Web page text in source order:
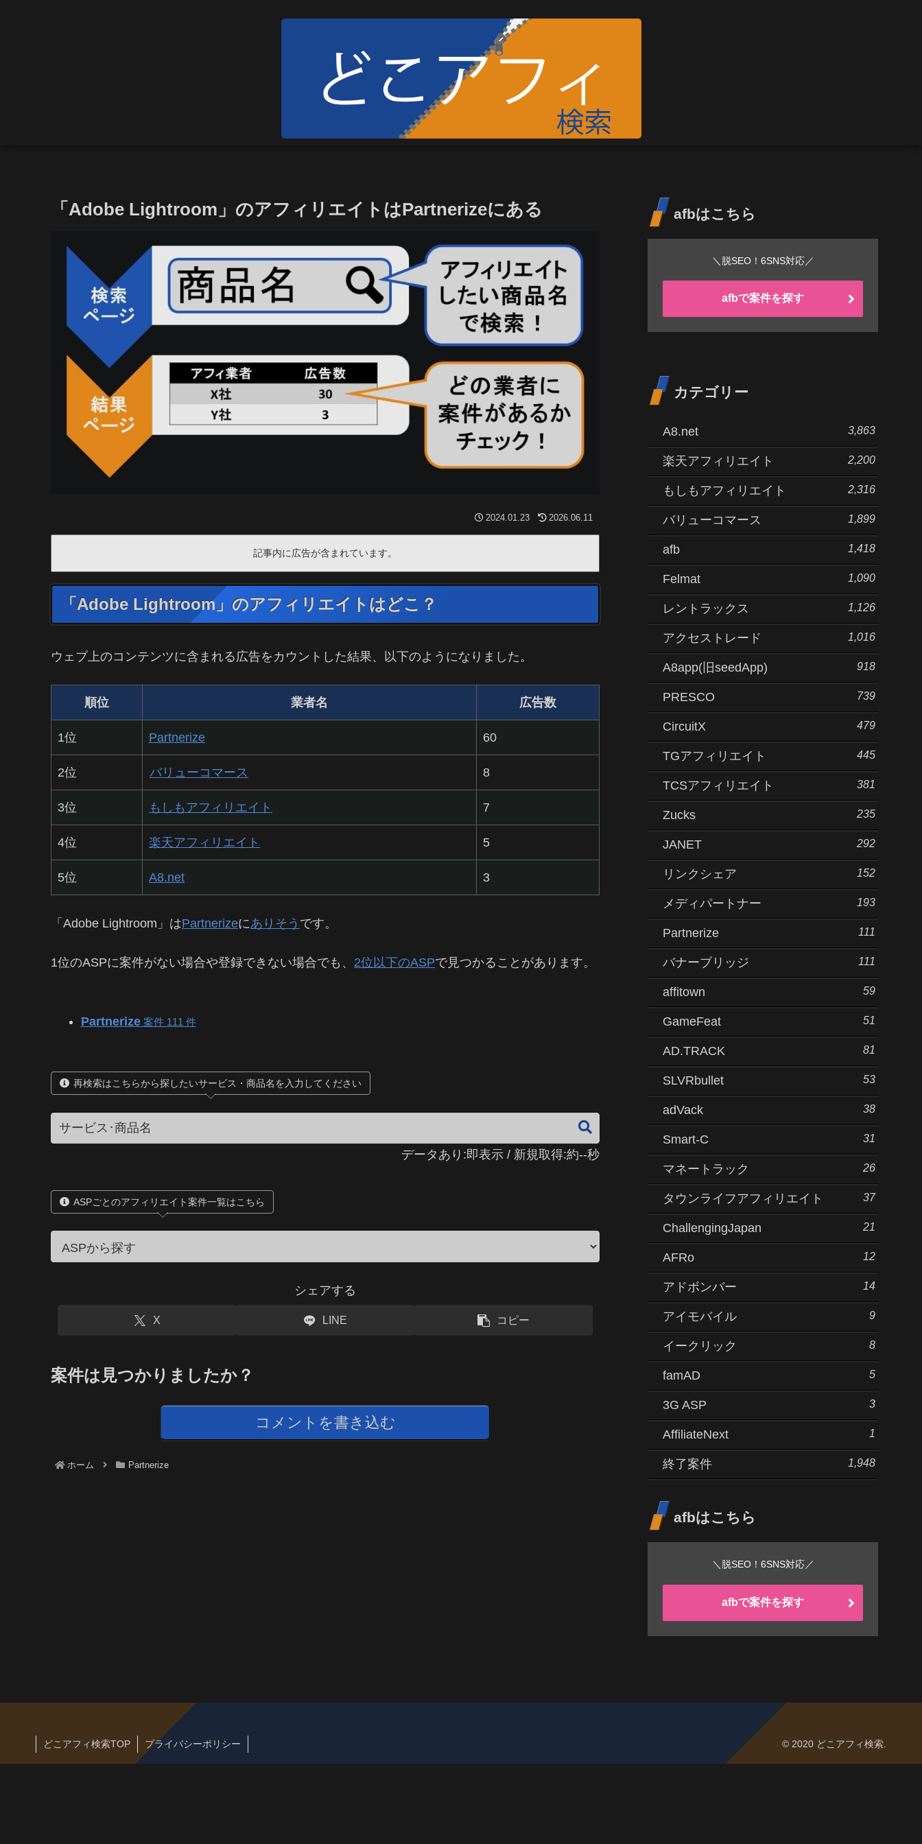
「Adobe Lightroom」のアフィリエイトはPartnerizeにある
2024.01.23 2026.06.11
記事内に広告が含まれています。
「Adobe Lightroom」のアフィリエイトはどこ？
ウェブ上のコンテンツに含まれる広告をカウントした結果、以下のようになりました。
順位 業者名 広告数
1位 Partnerize 60
2位 バリューコマース 8
3位 もしもアフィリエイト 7
4位 楽天アフィリエイト 5
5位 A8.net 3
「Adobe Lightroom」はPartnerizeにありそう です。
1位のASPに案件がない場合や登録できない場合でも、 2位以下のASPで見つかることがあります。
Partnerize案件 111 件
再検索はこちらから探したいサービス・商品名を入力してください
データあり:即表示 / 新規取得:約--秒
ASPごとのアフィリエイト案件一覧はこちら
シェアする
X LINE コピー
案件は見つかりましたか？
コメントを書き込む
ホーム Partnerize
afbはこちら
＼脱SEO！6SNS対応／
afbで案件を探す
カテゴリー
A8.net 3,863
楽天アフィリエイト 2,200
もしもアフィリエイト 2,316
バリューコマース 1,899
afb 1,418
Felmat 1,090
レントラックス 1,126
アクセストレード 1,016
A8app(旧seedApp) 918
PRESCO 739
CircuitX 479
TGアフィリエイト 445
TCSアフィリエイト 381
Zucks 235
JANET 292
リンクシェア 152
メディパートナー 193
Partnerize 111
バナーブリッジ 111
affitown 59
GameFeat 51
AD.TRACK 81
SLVRbullet 53
adVack 38
Smart-C 31
マネートラック 26
タウンライフアフィリエイト 37
ChallengingJapan 21
AFRo 12
アドボンバー 14
アイモバイル 9
イークリック 8
famAD 5
3G ASP 3
AffiliateNext 1
終了案件 1,948
afbはこちら
＼脱SEO！6SNS対応／
afbで案件を探す
どこアフィ検索TOP プライバシーポリシー © 2020 どこアフィ検索.